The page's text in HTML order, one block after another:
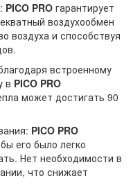
PICO PRO гарантирует
воздухообмен
воздуха и способствуя
встроенному
в PICO PRO
может достигать 90
PICO PRO
его было легко
Нет необходимости в
что снижает